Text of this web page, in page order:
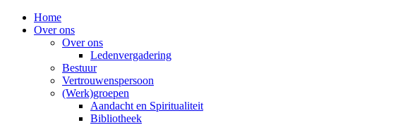
Home
Over ons
Over ons
Ledenvergadering
Bestuur
Vertrouwenspersoon
(Werk)groepen
Aandacht en Spiritualiteit
Bibliotheek